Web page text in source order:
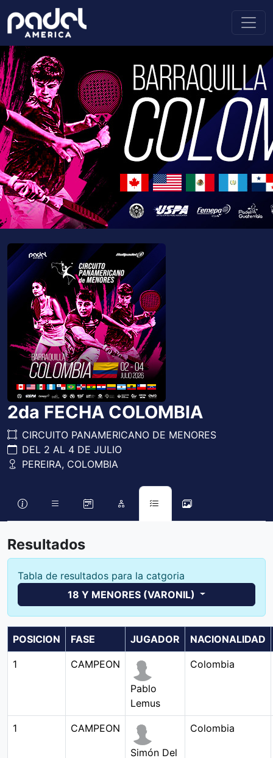
2da FECHA COLOMBIA
CIRCUITO PANAMERICANO DE MENORES
DEL 2 AL 4 DE JULIO
PEREIRA, COLOMBIA
Resultados
Tabla de resultados para la catgoria
18 Y MENORES (VARONIL)
POSICION FASE JUGADOR NACIONALIDAD
1
CAMPEON
Pablo
Lemus
Colombia
1
CAMPEON
Simón Del
Colombia